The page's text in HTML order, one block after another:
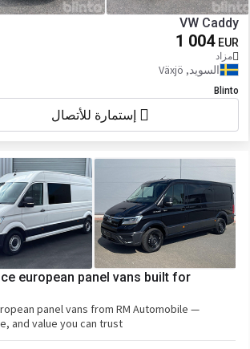
VW Caddy
1 004 EUR
مزاد
السويد, Växjö
Blinto
إستمارة للأتصال
european panel vans built for
panel vans from RM Automobile —
and value you can trust